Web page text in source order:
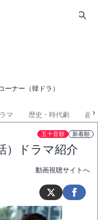
ーナー（韓ドラ）
マ 歴史・時代劇 超
五十音順 新着順
）ドラマ紹介
動画視聴サイトへ